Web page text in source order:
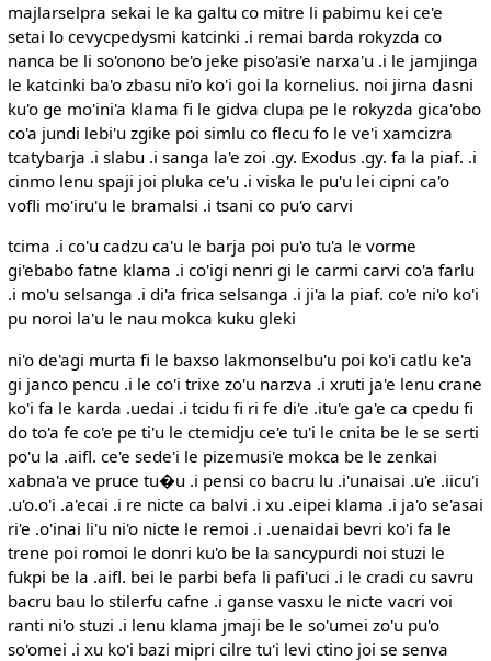
majlarselpra sekai le ka galtu co mitre li pabimu kei ce'e
setai lo cevycpedysmi katcinki .i remai barda rokyzda co
nanca be li so'onono be'o jeke piso'asi'e narxa'u .i le jamjinga
le katcinki ba'o zbasu ni'o ko'i goi la kornelius. noi jirna dasni
ku'o ge mo'ini'a klama fi le gidva clupa pe le rokyzda gica'obo
co'a jundi lebi'u zgike poi simlu co flecu fo le ve'i xamcizra
tcatybarja .i slabu .i sanga la'e zoi .gy. Exodus .gy. fa la piaf. .i
cinmo lenu spaji joi pluka ce'u .i viska le pu'u lei cipni ca'o
vofli mo'iru'u le bramalsi .i tsani co pu'o carvi
tcima .i co'u cadzu ca'u le barja poi pu'o tu'a le vorme
gi'ebabo fatne klama .i co'igi nenri gi le carmi carvi co'a farlu
.i mo'u selsanga .i di'a frica selsanga .i ji'a la piaf. co'e ni'o ko'i
pu noroi la'u le nau mokca kuku gleki
ni'o de'agi murta fi le baxso lakmonselbu'u poi ko'i catlu ke'a
gi janco pencu .i le co'i trixe zo'u narzva .i xruti ja'e lenu crane
ko'i fa le karda .uedai .i tcidu fi ri fe di'e .itu'e ga'e ca cpedu fi
do to'a fe co'e pe ti'u le ctemidju ce'e tu'i le cnita be le se serti
po'u la .aifl. ce'e sede'i le pizemusi'e mokca be le zenkai
xabna'a ve pruce tu�u .i pensi co bacru lu .i'unaisai .u'e .iicu'i
.u'o.o'i .a'ecai .i re nicte ca balvi .i xu .eipei klama .i ja'o se'asai
ri'e .o'inai li'u ni'o nicte le remoi .i .uenaidai bevri ko'i fa le
trene poi romoi le donri ku'o be la sancypurdi noi stuzi le
fukpi be la .aifl. bei le parbi befa li pafi'uci .i le cradi cu savru
bacru bau lo stilerfu cafne .i ganse vasxu le nicte vacri voi
ranti ni'o stuzi .i lenu klama jmaji be le so'umei zo'u pu'o
so'omei .i xu ko'i bazi mipri cilre tu'i levi ctino joi se senva